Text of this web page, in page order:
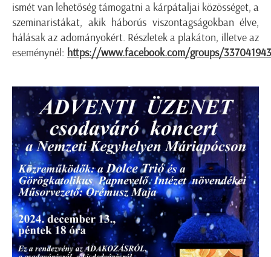
ismét van lehetőség támogatni a kárpátaljai közösséget, a
szeminaristákat, akik háborús viszontagságokban élve,
hálásak az adományokért. Részletek a plakáton, illetve az
eseménynél: https://www.facebook.com/groups/